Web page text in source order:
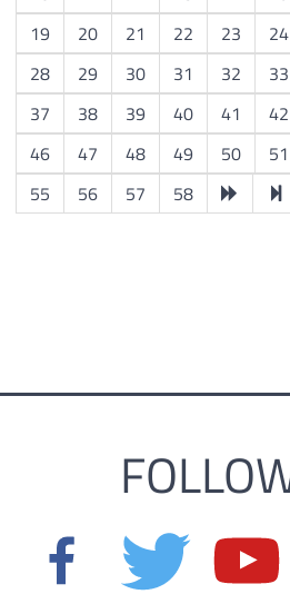
19
20 21 22 23 24
28
29 30 31 32 33
37
38 39 40 41 42
46
47 48 49 50 51
55
56 57 58